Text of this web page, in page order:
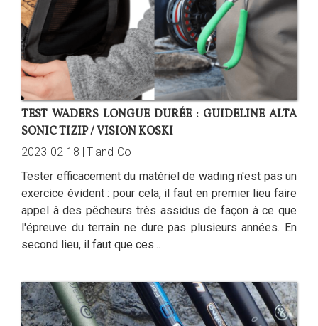
TEST WADERS LONGUE DURÉE : GUIDELINE ALTA
SONIC TIZIP / VISION KOSKI
2023-02-18 | T-and-Co
Tester efficacement du matériel de wading n'est pas un
exercice évident : pour cela, il faut en premier lieu faire
appel à des pêcheurs très assidus de façon à ce que
l'épreuve du terrain ne dure pas plusieurs années. En
second lieu, il faut que ces...